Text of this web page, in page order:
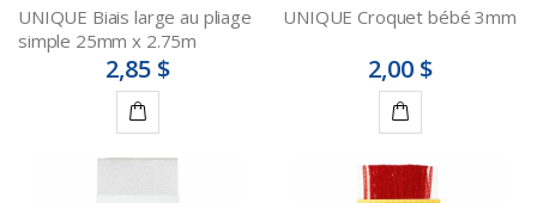
UNIQUE Biais large au pliage
simple 25mm x 2.75m
2,85 $
UNIQUE Croquet bébé 3mm
2,00 $
au